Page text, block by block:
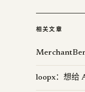
相关文章
loopx：想给